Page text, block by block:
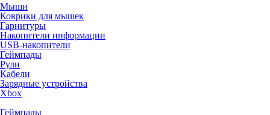
Мыши
Коврики для мышек
Гарнитуры
Накопители информации
USB-накопители
Геймпады
Рули
Кабели
Зарядные устройства
Xbox
Геймпады